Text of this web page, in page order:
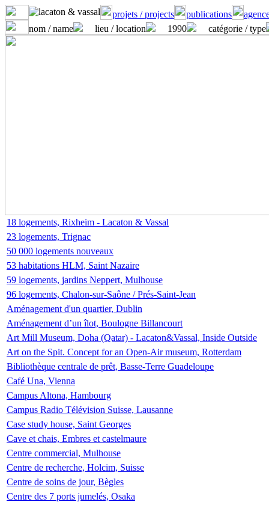
projets / projects publications
nom / name
lieu / location 1990 catégorie / type
18 logements, Rixheim - Lacaton & Vassal
23 logements, Trignac
50 000 logements nouveaux
53 habitations HLM, Saint Nazaire
59 logements, jardins Neppert, Mulhouse
96 logements, Chalon-sur-Saône / Prés-Saint-Jean
Aménagement d'un quartier, Dublin
Aménagement d’un îlot, Boulogne Billancourt
Art Mill Museum, Doha (Qatar) - Lacaton&Vassal, Inside Outside
Art on the Spit. Concept for an Open-Air museum, Rotterdam
Bibliothèque centrale de prêt, Basse-Terre Guadeloupe
Café Una, Vienna
Campus Altona, Hambourg
Campus Radio Télévision Suisse, Lausanne
Case study house, Saint Georges
Cave et chais, Embres et castelmaure
Centre commercial, Mulhouse
Centre de recherche, Holcim, Suisse
Centre de soins de jour, Bègles
Centre des 7 ports jumelés, Osaka